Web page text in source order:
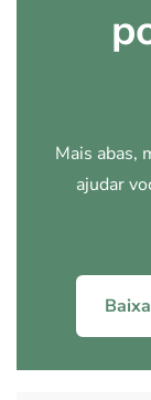
Mais abas,
ajudar